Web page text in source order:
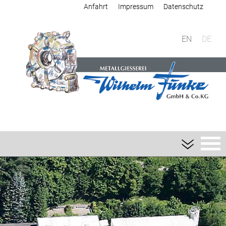
Anfahrt Impressum Datenschutz
EN DE
Giesserei
Sandguss
Aluminium-Sandguss
Magnesium-Sandguss